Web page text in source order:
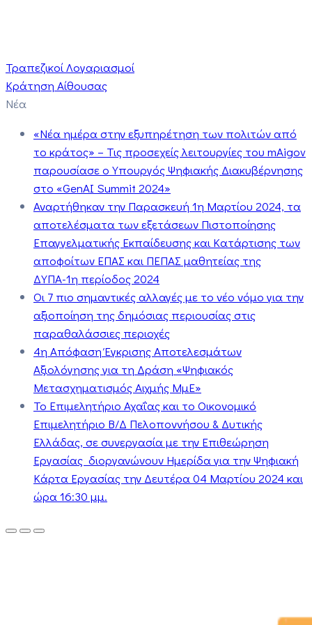
Τραπεζικοί Λογαριασμοί
Κράτηση Αίθουσας
Νέα
«Νέα ημέρα στην εξυπηρέτηση των πολιτών από
το κράτος» – Τις προσεχείς λειτουργίες του mAigov
παρουσίασε ο Υπουργός Ψηφιακής Διακυβέρνησης
στο «GenAI Summit 2024»
Αναρτήθηκαν την Παρασκευή 1η Μαρτίου 2024, τα
αποτελέσματα των εξετάσεων Πιστοποίησης
Επαγγελματικής Εκπαίδευσης και Κατάρτισης των
αποφοίτων ΕΠΑΣ και ΠΕΠΑΣ μαθητείας της
ΔΥΠΑ-1η περίοδος 2024
Οι 7 πιο σημαντικές αλλαγές με το νέο νόμο για την
αξιοποίηση της δημόσιας περιουσίας στις
παραθαλάσσιες περιοχές
4η Απόφαση Έγκρισης Αποτελεσμάτων
Αξιολόγησης για τη Δράση «Ψηφιακός
Μετασχηματισμός Αιχμής ΜμΕ»
Το Επιμελητήριο Αχαΐας και το Οικονομικό
Επιμελητήριο Β/Δ Πελοποννήσου & Δυτικής
Ελλάδας, σε συνεργασία με την Επιθεώρηση
Εργασίας διοργανώνουν Ημερίδα για την Ψηφιακή
Κάρτα Εργασίας την Δευτέρα 04 Μαρτίου 2024 και
ώρα 16:30 μμ.